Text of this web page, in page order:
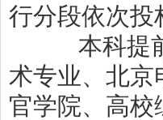
行分段依次投
本科提
术专业、北京
官学院、高校